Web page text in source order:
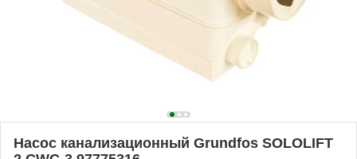
Насос канализационный Grundfos SOLOLIFT